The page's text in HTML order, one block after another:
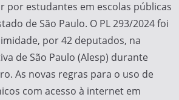
por estudantes em escolas públicas
de São Paulo. O PL 293/2024 foi
por 42 deputados, na
de São Paulo (Alesp) durante
As novas regras para o uso de
com acesso à internet em